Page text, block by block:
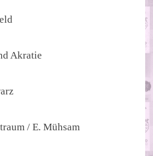
Akratie
/ E. Mühsam